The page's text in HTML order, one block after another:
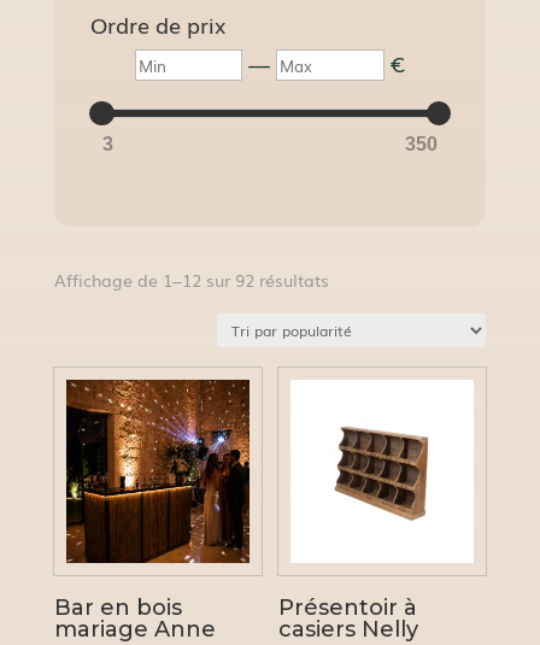
Ordre de prix
Min — Max €
3 350
Affichage de 1–12 sur 92 résultatsTrié
par
Bar en bois
mariage Anne
Présentoir à
casiers Nelly